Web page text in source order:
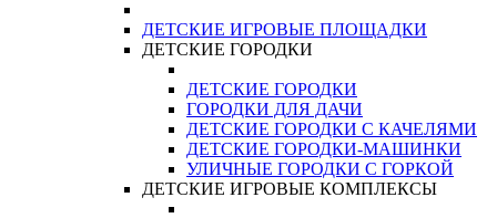
ДЕТСКИЕ ИГРОВЫЕ ПЛОЩАДКИ
ДЕТСКИЕ ГОРОДКИ
ДЕТСКИЕ ГОРОДКИ
ГОРОДКИ ДЛЯ ДАЧИ
ДЕТСКИЕ ГОРОДКИ С КАЧЕЛЯМИ
ДЕТСКИЕ ГОРОДКИ-МАШИНКИ
УЛИЧНЫЕ ГОРОДКИ С ГОРКОЙ
ДЕТСКИЕ ИГРОВЫЕ КОМПЛЕКСЫ